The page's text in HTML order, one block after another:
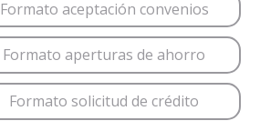
Formato aceptación convenios
Formato aperturas de ahorro
Formato solicitud de crédito